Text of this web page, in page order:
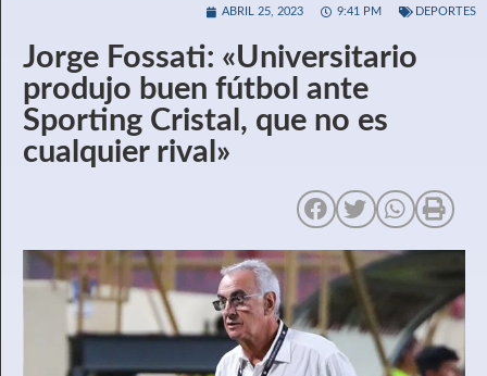
ABRIL 25, 2023 9:41 PM DEPORTES
Jorge Fossati: «Universitario
produjo buen fútbol ante
Sporting Cristal, que no es
cualquier rival»